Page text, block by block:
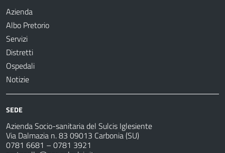
Azienda
Albo Pretorio
Servizi
Distretti
Ospedali
Notizie
SEDE
Azienda Socio-sanitaria del Sulcis Iglesiente
Via Dalmazia n. 83 09013 Carbonia (SU)
0781 6681 – 0781 3921